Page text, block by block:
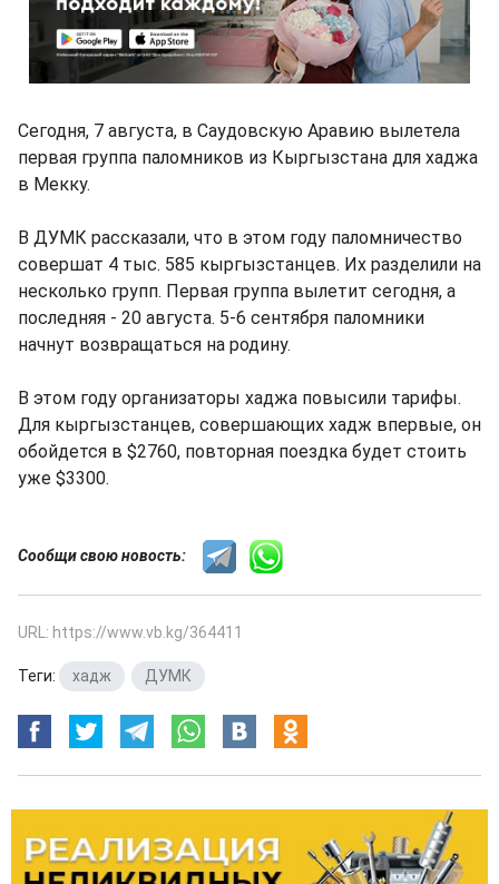
Сегодня, 7 августа, в Саудовскую Аравию вылетела
первая группа паломников из Кыргызстана для хаджа
в Мекку.
В ДУМК рассказали, что в этом году паломничество
совершат 4 тыс. 585 кыргызстанцев. Их разделили на
несколько групп. Первая группа вылетит сегодня, а
последняя - 20 августа. 5-6 сентября паломники
начнут возвращаться на родину.
В этом году организаторы хаджа повысили тарифы.
Для кыргызстанцев, совершающих хадж впервые, он
обойдется в $2760, повторная поездка будет стоить
уже $3300.
Сообщи свою новость:
URL: https://www.vb.kg/364411
Теги: хадж ДУМК